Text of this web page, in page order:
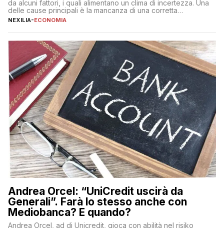
da alcuni fattori, i quali alimentano un clima di incertezza. Una
delle cause principali è la mancanza di una corretta
educazione finanziaria, che impedisce ad una larga parte della
sulle criptovalute: […]
NEXILIA-ECONOMIA
Andrea Orcel: “UniCredit uscirà da
Generali”. Farà lo stesso anche con
Mediobanca? E quando?
Andrea Orcel, ad di Unicredit, gioca con abilità nel risiko